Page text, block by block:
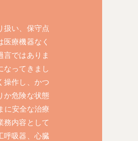
扱い、保守点
療機器なく
言ではありま
なってきまし
操作し、かつ
か危険な状態
に安全な治療
務内容として
呼吸器、心臓